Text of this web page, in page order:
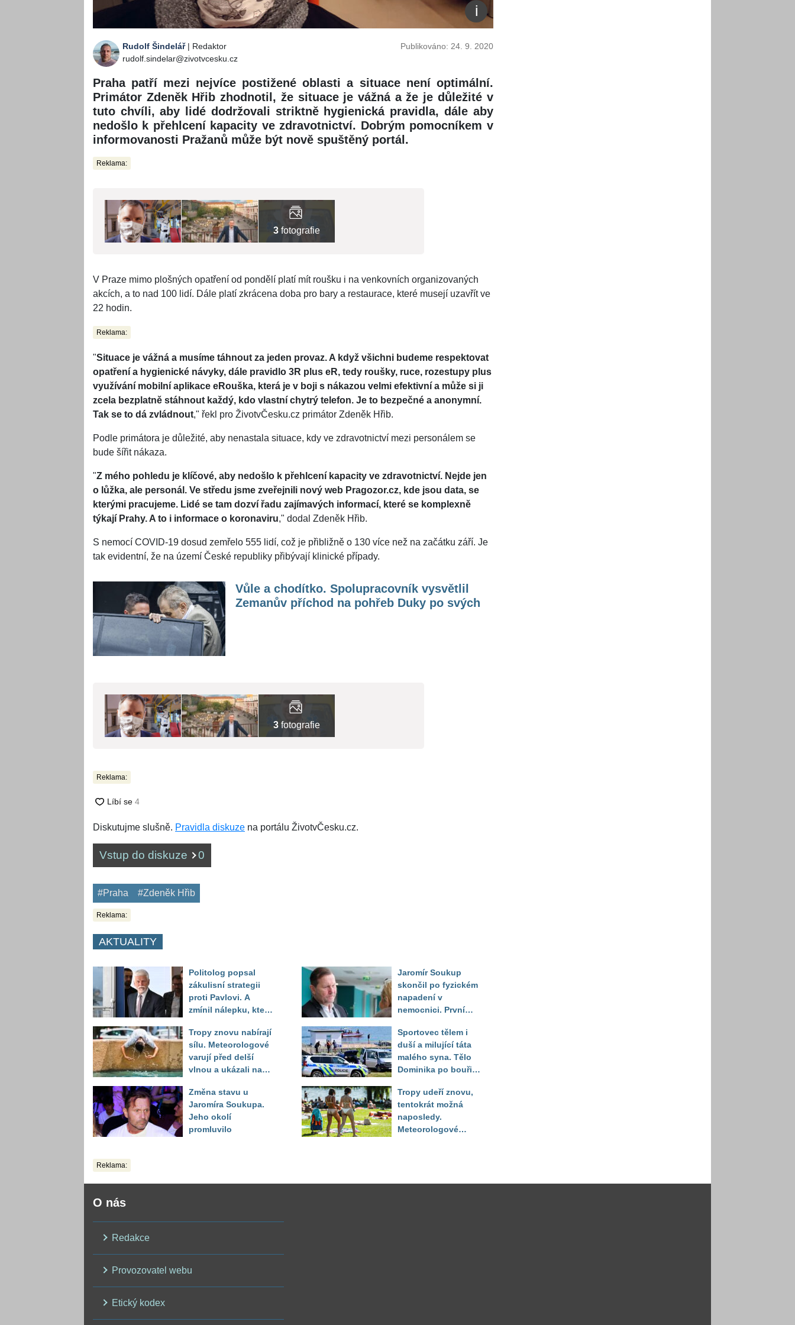
Rudolf Šindelář| Redaktor
rudolf.sindelar@zivotvcesku.cz
Publikováno: 24. 9. 2020
Praha patří mezi nejvíce postižené oblasti a situace není optimální.
Primátor Zdeněk Hřib zhodnotil, že situace je vážná a že je důležité v
tuto chvíli, aby lidé dodržovali striktně hygienická pravidla, dále aby
nedošlo k přehlcení kapacity ve zdravotnictví. Dobrým pomocníkem v
informovanosti Pražanů může být nově spuštěný portál.
Reklama:
3 fotografie
V Praze mimo plošných opatření od pondělí platí mít roušku i na venkovních organizovaných
akcích, a to nad 100 lidí. Dále platí zkrácena doba pro bary a restaurace, které musejí uzavřít ve
22 hodin.
Reklama:
"Situace je vážná a musíme táhnout za jeden provaz. A když všichni budeme respektovat
opatření a hygienické návyky, dále pravidlo 3R plus eR, tedy roušky, ruce, rozestupy plus
využívání mobilní aplikace eRouška, která je v boji s nákazou velmi efektivní a může si ji
zcela bezplatně stáhnout každý, kdo vlastní chytrý telefon. Je to bezpečné a anonymní.
Tak se to dá zvládnout," řekl pro ŽivotvČesku.cz primátor Zdeněk Hřib.
Podle primátora je důležité, aby nenastala situace, kdy ve zdravotnictví mezi personálem se
bude šířit nákaza.
"Z mého pohledu je klíčové, aby nedošlo k přehlcení kapacity ve zdravotnictví. Nejde jen
o lůžka, ale personál. Ve středu jsme zveřejnili nový web Pragozor.cz, kde jsou data, se
kterými pracujeme. Lidé se tam dozví řadu zajímavých informací, které se komplexně
týkají Prahy. A to i informace o koronaviru," dodal Zdeněk Hřib.
S nemocí COVID-19 dosud zemřelo 555 lidí, což je přibližně o 130 více než na začátku září. Je
tak evidentní, že na území České republiky přibývají klinické případy.
Vůle a chodítko. Spolupracovník vysvětlil
Zemanův příchod na pohřeb Duky po svých
3 fotografie
Reklama:
Diskutujme slušně. Pravidla diskuze na portálu ŽivotvČesku.cz.
Vstup do diskuze 0
#Praha #Zdeněk Hřib
Reklama:
AKTUALITY
Politolog popsal
zákulisní strategii
proti Pavlovi. A
zmínil nálepku, která
volbou uškodit
Tropy znovu nabírají
sílu. Meteorologové
varují před delší
vlnou a ukázali na
bude nejhorší
Změna stavu u
Jaromíra Soukupa.
Jeho okolí
promluvilo
Jaromír Soukup
skončil po fyzickém
napadení v
nemocnici. První
Sportovec tělem i
duší a milující táta
malého syna. Tělo
Dominika po bouři
až druhý den
Tropy udeří znovu,
tentokrát možná
naposledy.
Meteorologové
Reklama:
O nás
Redakce
Provozovatel webu
Etický kodex